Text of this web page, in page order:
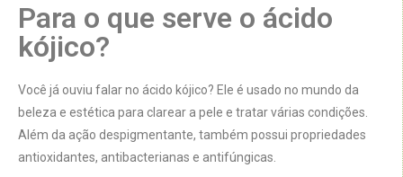
Para o que serve o ácido
kójico?
Você já ouviu falar no ácido kójico? Ele é usado no mundo da
beleza e estética para clarear a pele e tratar várias condições.
Além da ação despigmentante, também possui propriedades
antioxidantes, antibacterianas e antifúngicas.